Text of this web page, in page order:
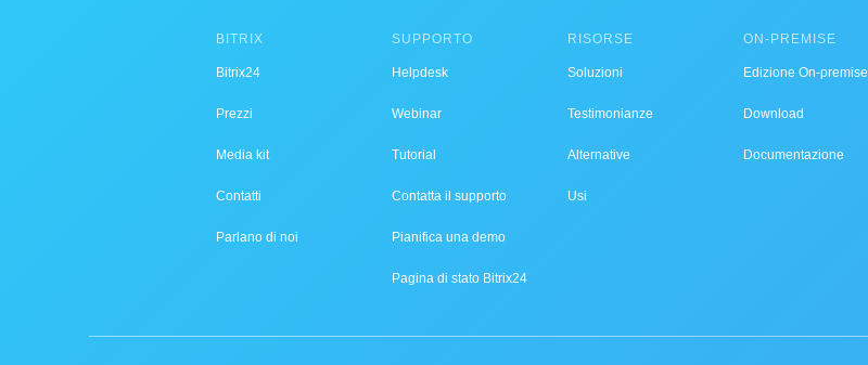
BITRIX
Bitrix24
Prezzi
Media kit
Contatti
Parlano di noi
SUPPORTO
Helpdesk
Webinar
Tutorial
Contatta il supporto
Pianifica una demo
Pagina di stato Bitrix24
RISORSE
Soluzioni
Testimonianze
Alternative
Usi
ON-PREMISE
Edizione On-premise
Download
Documentazione